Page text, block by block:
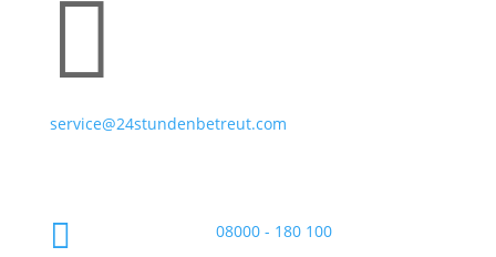

service@24stundenbetreut.com
 08000 - 180 100